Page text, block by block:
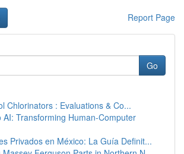
Report Page
Go
Chlorinators : Evaluations & Co...
AI: Transforming Human-Computer
Privados en México: La Guía Definit...